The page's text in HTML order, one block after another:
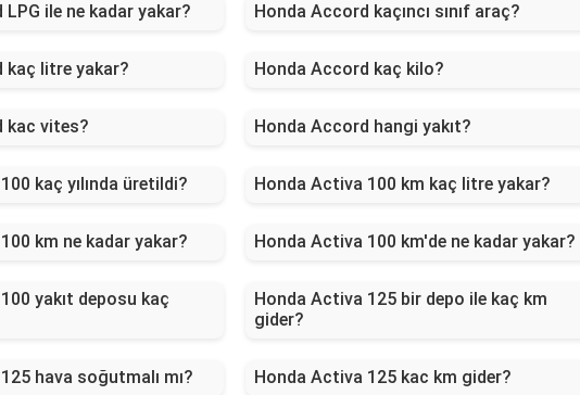
ile ne kadar yakar? Honda Accord kaçıncı sınıf araç?
kaç litre yakar? Honda Accord kaç kilo?
kac vites? Honda Accord hangi yakıt?
kaç yılında üretildi? Honda Activa 100 km kaç litre yakar?
km ne kadar yakar? Honda Activa 100 km'de ne kadar yakar?
yakıt deposu kaç
Honda Activa 125 bir depo ile kaç km
gider?
hava soğutmalı mı? Honda Activa 125 kac km gider?